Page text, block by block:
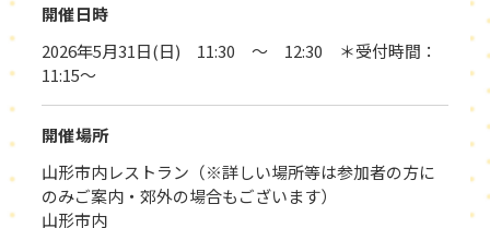
開催日時
2026年5月31日(日) 11:30 ～ 12:30 ＊受付時間：
11:15～
開催場所
山形市内レストラン（※詳しい場所等は参加者の方に
のみご案内・郊外の場合もございます）
山形市内